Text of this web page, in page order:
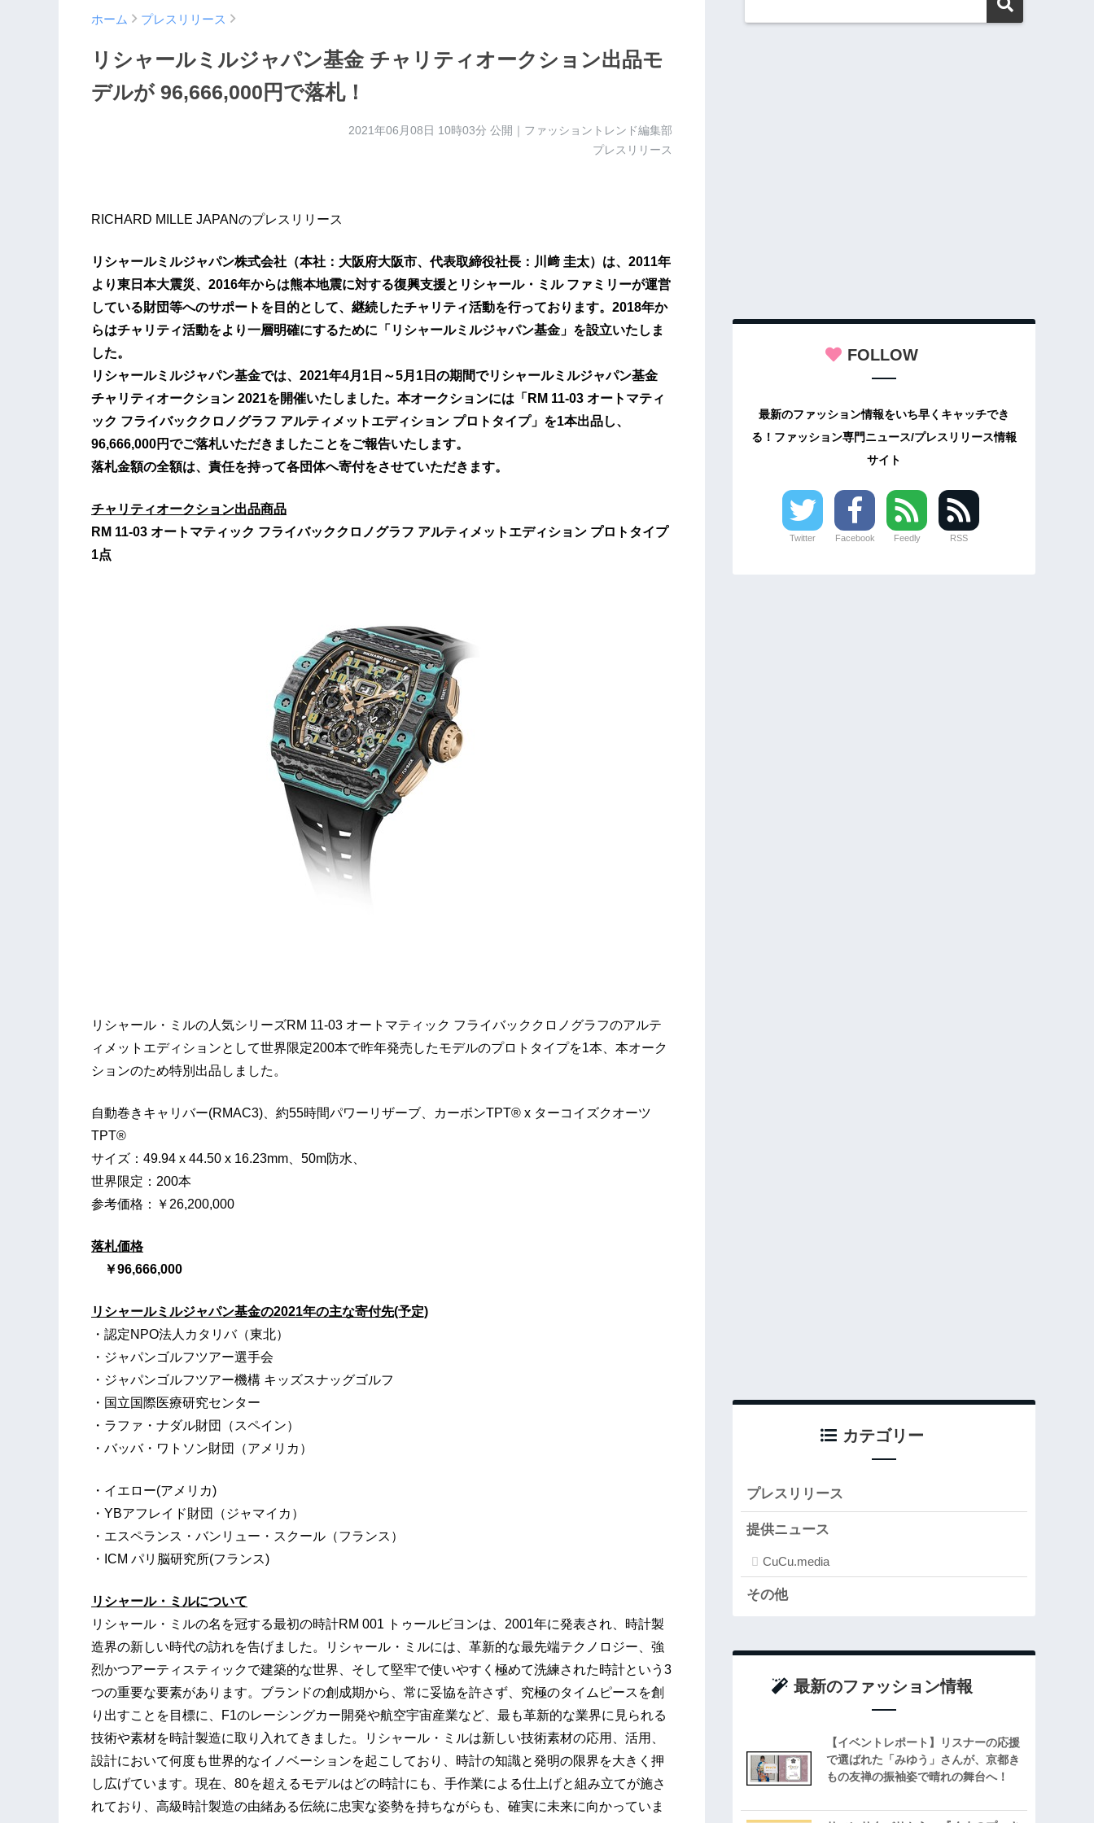
ホーム プレスリリース
リシャールミルジャパン基金 チャリティオークション出品モ
デルが 96,666,000円で落札！
2021年06月08日 10時03分 公開｜ファッショントレンド編集部
プレスリリース
RICHARD MILLE JAPANのプレスリリース
リシャールミルジャパン株式会社（本社：大阪府大阪市、代表取締役社長：川﨑 圭太）は、2011年
より東日本大震災、2016年からは熊本地震に対する復興支援とリシャール・ミル ファミリーが運営
している財団等へのサポートを目的として、継続したチャリティ活動を行っております。2018年か
らはチャリティ活動をより一層明確にするために「リシャールミルジャパン基金」を設立いたしま
した。
リシャールミルジャパン基金では、2021年4月1日～5月1日の期間でリシャールミルジャパン基金
チャリティオークション 2021を開催いたしました。本オークションには「RM 11-03 オートマティ
ック フライバッククロノグラフ アルティメットエディション プロトタイプ」を1本出品し、
96,666,000円でご落札いただきましたことをご報告いたします。
落札金額の全額は、責任を持って各団体へ寄付をさせていただきます。
チャリティオークション出品商品
RM 11-03 オートマティック フライバッククロノグラフ アルティメットエディション プロトタイプ
1点
リシャール・ミルの人気シリーズRM 11-03 オートマティック フライバッククロノグラフのアルテ
ィメットエディションとして世界限定200本で昨年発売したモデルのプロトタイプを1本、本オーク
ションのため特別出品しました。
自動巻きキャリバー(RMAC3)、約55時間パワーリザーブ、カーボンTPT® x ターコイズクオーツ
TPT®
サイズ：49.94 x 44.50 x 16.23mm、50m防水、
世界限定：200本
参考価格：￥26,200,000
落札価格
￥96,666,000
リシャールミルジャパン基金の2021年の主な寄付先(予定)
・認定NPO法人カタリバ（東北）
・ジャパンゴルフツアー選手会
・ジャパンゴルフツアー機構 キッズスナッグゴルフ
・国立国際医療研究センター
・ラファ・ナダル財団（スペイン）
・バッバ・ワトソン財団（アメリカ）
・イエロー(アメリカ)
・YBアフレイド財団（ジャマイカ）
・エスペランス・バンリュー・スクール（フランス）
・ICM パリ脳研究所(フランス)
リシャール・ミルについて
リシャール・ミルの名を冠する最初の時計RM 001 トゥールビヨンは、2001年に発表され、時計製
造界の新しい時代の訪れを告げました。リシャール・ミルには、革新的な最先端テクノロジー、強
烈かつアーティスティックで建築的な世界、そして堅牢で使いやすく極めて洗練された時計という3
つの重要な要素があります。ブランドの創成期から、常に妥協を許さず、究極のタイムピースを創
り出すことを目標に、F1のレーシングカー開発や航空宇宙産業など、最も革新的な業界に見られる
技術や素材を時計製造に取り入れてきました。リシャール・ミルは新しい技術素材の応用、活用、
設計において何度も世界的なイノベーションを起こしており、時計の知識と発明の限界を大きく押
し広げています。現在、80を超えるモデルはどの時計にも、手作業による仕上げと組み立てが施さ
れており、高級時計製造の由緒ある伝統に忠実な姿勢を持ちながらも、確実に未来に向かっていま
FOLLOW
最新のファッション情報をいち早くキャッチでき
る！ファッション専門ニュース/プレスリリース情報
サイト
Twitter Facebook Feedly RSS
カテゴリー
プレスリリース
提供ニュース
CuCu.media
その他
最新のファッション情報
【イベントレポート】リスナーの応援
で選ばれた「みゆう」さんが、京都き
もの友禅の振袖姿で晴れの舞台へ！